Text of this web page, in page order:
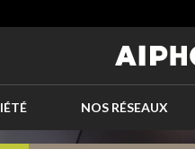
NOS RÉSEAUX